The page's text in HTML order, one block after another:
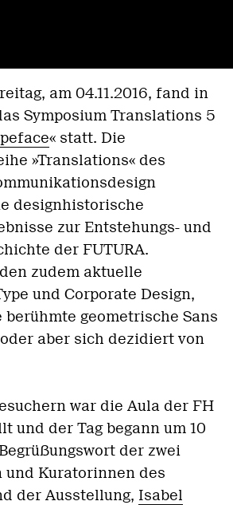
am 04.11.2016, fand in
Symposium Translations 5
« statt. Die
»Translations« des
designhistorische
zur Entstehungs- und
der FUTURA.
zudem aktuelle
und Corporate Design,
geometrische Sans
aber sich dezidiert von
war die Aula der FH
und der Tag begann um 10
der zwei
und Kuratorinnen des
der Ausstellung, Isabel